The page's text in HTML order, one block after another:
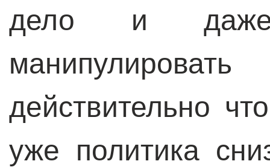
дело и даже
действительно
уже политика